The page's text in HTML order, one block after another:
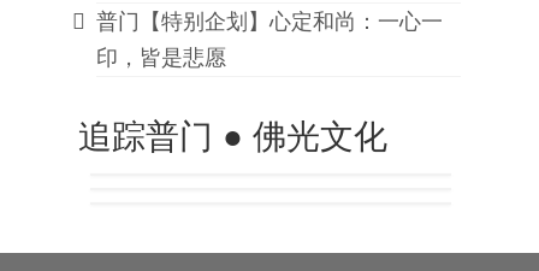
普门【特别企划】心定和尚：一心一
印，皆是悲愿
追踪普门 ● 佛光文化